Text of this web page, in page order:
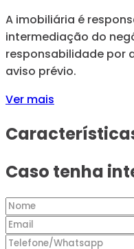
A imobiliária é
intermediação do
responsabilidade por
aviso prévio.
Ver mais
Caso tenha